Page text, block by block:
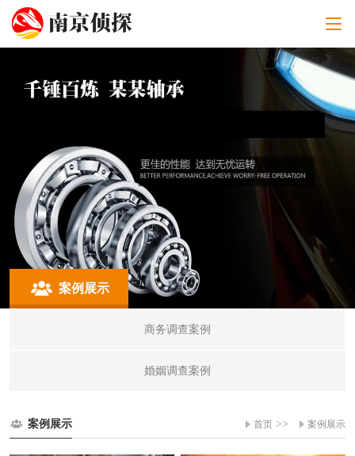
案例展示
商务调查案例
婚姻调查案例
案例展示 首页 >> 案例展示